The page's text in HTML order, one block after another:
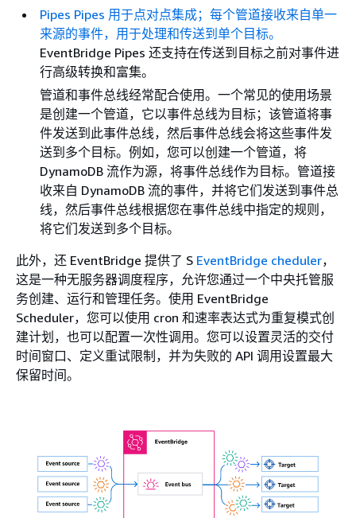
Pipes Pipes 用于点对点集成；每个管道接收来自单一
来源的事件，用于处理和传送到单个目标。
EventBridge Pipes 还支持在传送到目标之前对事件进
行高级转换和富集。
管道和事件总线经常配合使用。一个常见的使用场景
是创建一个管道，它以事件总线为目标；该管道将事
件发送到此事件总线，然后事件总线会将这些事件发
送到多个目标。例如，您可以创建一个管道，将
DynamoDB 流作为源，将事件总线作为目标。管道接
收来自 DynamoDB 流的事件，并将它们发送到事件总
线，然后事件总线根据您在事件总线中指定的规则，
将它们发送到多个目标。
此外，还 EventBridge 提供了 S EventBridge cheduler，
这是一种无服务器调度程序，允许您通过一个中央托管服
务创建、运行和管理任务。使用 EventBridge
Scheduler，您可以使用 cron 和速率表达式为重复模式创
建计划，也可以配置一次性调用。您可以设置灵活的交付
时间窗口、定义重试限制，并为失败的 API 调用设置最大
保留时间。